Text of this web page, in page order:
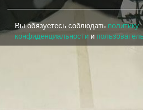
Вы обязуетесь соблюдать политику
конфиденциальности и